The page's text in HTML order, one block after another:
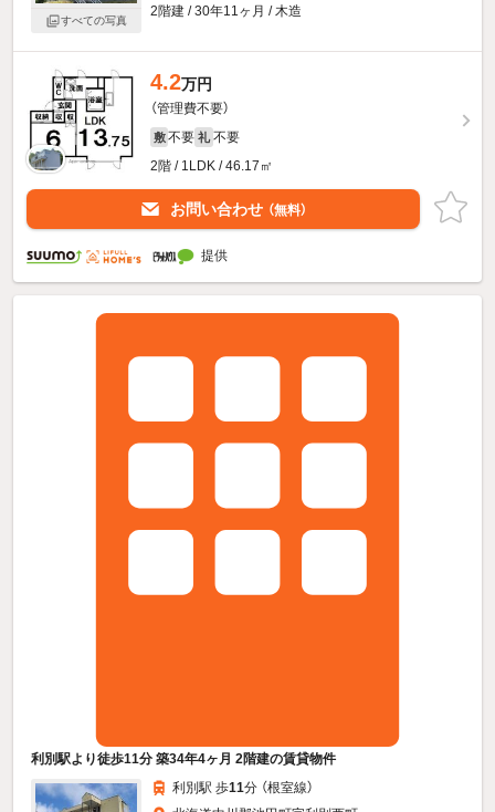
すべての写真
2階建 / 30年11ヶ月 / 木造
4.2万円
（管理費不要）
敷 不要 礼 不要
2階 / 1LDK / 46.17㎡
お問い合わせ （無料）
提供
利別駅より徒歩11分 築34年4ヶ月 2階建の賃貸物件
利別駅 歩11分 （根室線）